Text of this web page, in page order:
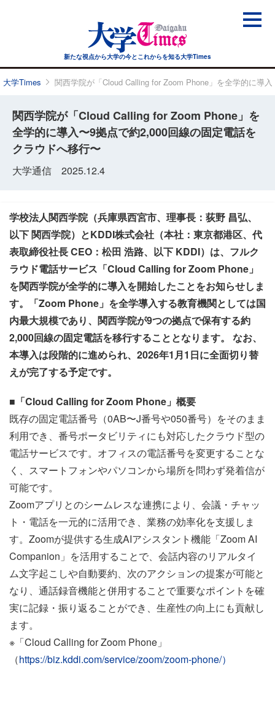
新たな視点から大学の今とこれからを知る大学Times
大学Times 関西学院が「Cloud Calling for Zoom Phone」を全学的に導
関西学院が「Cloud Calling for Zoom Phone」を
全学的に導入〜9拠点で約2,000回線の固定電話を
クラウドへ移行〜
大学通信 2025.12.4
学校法人関西学院（兵庫県西宮市、理事長：荻野 昌弘、
以下 関西学院）とKDDI株式会社（本社：東京都港区、代
表取締役社長 CEO：松田 浩路、以下 KDDI）は、フルク
ラウド電話サービス「Cloud Calling for Zoom Phone」
を関西学院が全学的に導入を開始したことをお知らせしま
す。「Zoom Phone」を全学導入する教育機関としては国
内最大規模であり、関西学院が9つの拠点で保有する約
2,000回線の固定電話を移行することとなります。 なお、
本導入は段階的に進められ、2026年1月1日に全面切り替
えが完了する予定です。
■「Cloud Calling for Zoom Phone」概要
既存の固定電話番号（0AB〜J番号や050番号）をそのまま
利用でき、番号ポータビリティにも対応したクラウド型の
電話サービスです。オフィスの電話番号を変更することな
く、スマートフォンやパソコンから場所を問わず発着信が
可能です。
Zoomアプリとのシームレスな連携により、会議・チャッ
ト・電話を一元的に活用でき、業務の効率化を支援しま
す。Zoomが提供する生成AIアシスタント機能「Zoom AI
Companion」を活用することで、会話内容のリアルタイ
ム文字起こしや自動要約、次のアクションの提案が可能と
なり、通話録音機能と併用することで重要なポイントを確
実に記録・振り返ることができ、生産性の向上にも貢献し
ます。
※「Cloud Calling for Zoom Phone」
（https://biz.kddi.com/service/zoom/zoom-phone/）